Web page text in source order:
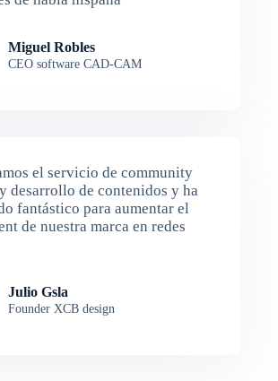
Miguel Robles
CEO software CAD-CAM
el servicio de community
desarrollo de contenidos y ha
fantástico para aumentar el
de nuestra marca en redes
Julio Gsla
Founder XCB design